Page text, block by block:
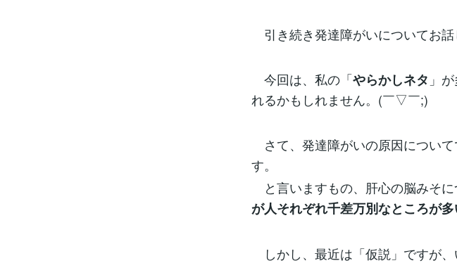
引き続き発達障がいについてお話
今回は、私の「やらかしネタ 」
れるかもしれません。(￣▽￣;)
さて、発達障がいの原因につい
す。
と言いますもの、肝心の脳みそ
が人それぞれ千差万別なところが
しかし、最近は「仮説」ですが、